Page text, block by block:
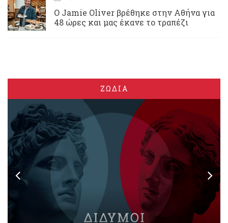
Ο Jamie Oliver βρέθηκε στην Αθήνα για
48 ώρες και μας έκανε το τραπέζι
ΖΩΔΙΑ